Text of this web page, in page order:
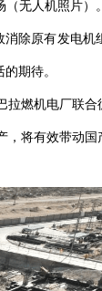
无人机照片）
除原有发电
期待。
燃机电厂联
将有效带动